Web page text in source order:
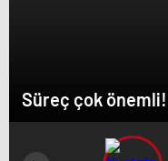
Süreç çok